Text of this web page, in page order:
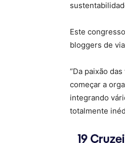
Este
bloggers de
“Da paixão
começar a
integrando
totalmente